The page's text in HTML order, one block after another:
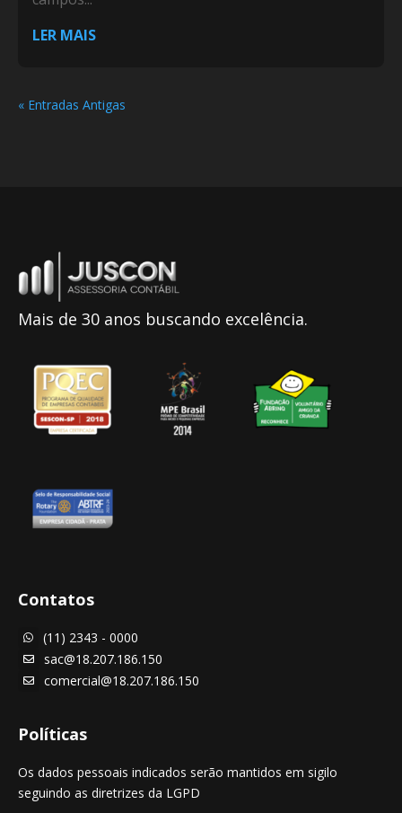
LER MAIS
« Entradas Antigas
Mais de 30 anos buscando excelência.
Contatos
 (11) 2343 - 0000
 sac@18.207.186.150
 comercial@18.207.186.150
Políticas
Os dados pessoais indicados serão mantidos em sigilo
seguindo as diretrizes da LGPD